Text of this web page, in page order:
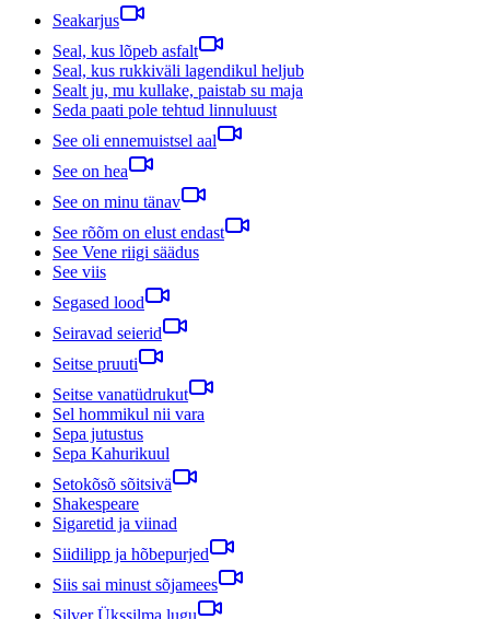
Seakarjus
Seal, kus lõpeb asfalt
Seal, kus rukkiväli lagendikul heljub
Sealt ju, mu kullake, paistab su maja
Seda paati pole tehtud linnuluust
See oli ennemuistsel aal
See on hea
See on minu tänav
See rõõm on elust endast
See Vene riigi säädus
See viis
Segased lood
Seiravad seierid
Seitse pruuti
Seitse vanatüdrukut
Sel hommikul nii vara
Sepa jutustus
Sepa Kahurikuul
Setokõsõ sõitsivä
Shakespeare
Sigaretid ja viinad
Siidilipp ja hõbepurjed
Siis sai minust sõjamees
Silver Ükssilma lugu